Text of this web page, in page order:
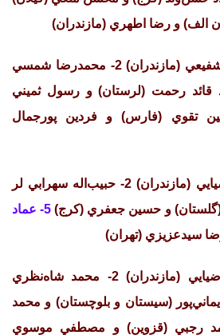
46 كيلوگرم: 1- مهران شفيعي (مازندران) 2- محمدرضا شمسي
3- محمد قائد رحمت (لرستان) و رسول ثميني
5- محمدامين تقوي (فارس) و فردين پورجمال
50 كيلوگرم: 1- ناصر ضيايي (مازندران) 2- حبيب‌اله سهرابي لر
5- عماد
سيدعزيزي (تهران)
54 كيلوگرم: 1- جواد ضيايي (مازندران) 2- محمد شاه‌نظري
3- بهنام ايماني‌پور (سيستان و بلوچستان) و محمد
5- محمد رجبي (قزوين) و مصطفي موسوي